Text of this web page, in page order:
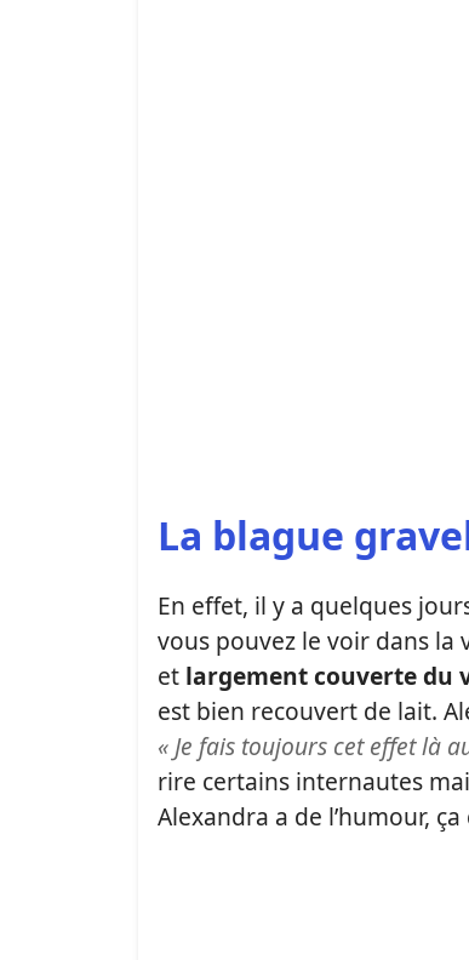
La blague
En effet, il y a quelques
vous pouvez le voir dans la
et largement couverte du
est bien recouvert de lait.
« Je fais toujours cet effet là
rire certains internautes
Alexandra a de l’humour, ça